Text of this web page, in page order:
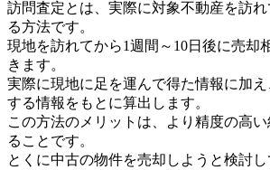
訪問査定とは、実際に対象不動産を訪
る方法です。
現地を訪れてから1週間～10日後に売却
きます。
実際に現地に足を運んで得た情報に加
する情報をもとに算出します。
この方法のメリットは、より精度の高
ることです。
とくに中古の物件を売却しようと検討